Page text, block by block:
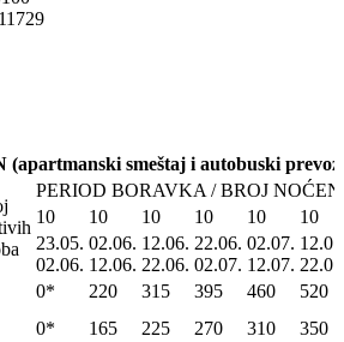
smeštaj i autobuski
PERIOD BORAVKA / BROJ
10
10 10 10 10
10
23.05.
02.06.
02.06.
12.06.
12.06.
22.06.
22.06.
02.07.
02.07.
12.07.
0* 220 315 395 460
520
0* 165 225 270 310
350